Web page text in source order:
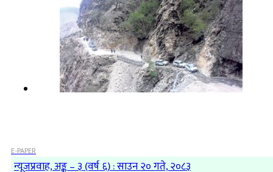
E-PAPER
न्यूजप्रवाह, अङ्क – ३ (वर्ष ६) : साउन २० गते, २०८३